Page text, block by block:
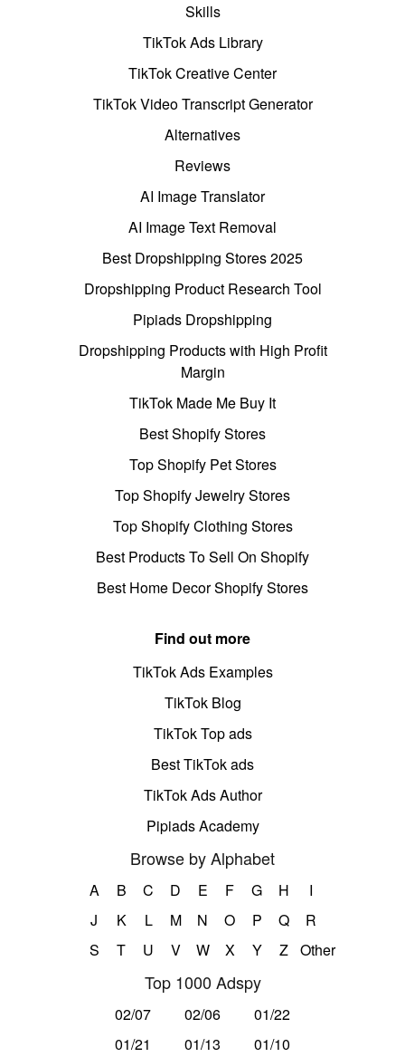
Skills
TikTok Ads Library
TikTok Creative Center
TikTok Video Transcript Generator
Alternatives
Reviews
AI Image Translator
AI Image Text Removal
Best Dropshipping Stores 2025
Dropshipping Product Research Tool
Pipiads Dropshipping
Dropshipping Products with High Profit
Margin
TikTok Made Me Buy It
Best Shopify Stores
Top Shopify Pet Stores
Top Shopify Jewelry Stores
Top Shopify Clothing Stores
Best Products To Sell On Shopify
Best Home Decor Shopify Stores
Find out more
TikTok Ads Examples
TikTok Blog
TikTok Top ads
Best TikTok ads
TikTok Ads Author
Pipiads Academy
Browse by Alphabet
A B C D E F G H
I
J
K L M N O P Q
R
S
T U V W X Y Z Other
Top 1000 Adspy
02/07 02/06
01/22
01/21
01/13
01/10